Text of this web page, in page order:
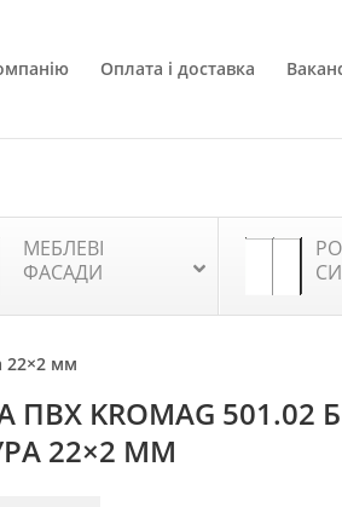
Оплата і доставка
МЕБЛЕВІ
ФАСАДИ
22×2 мм
ПВХ KROMAG 501.02
22×2 ММ